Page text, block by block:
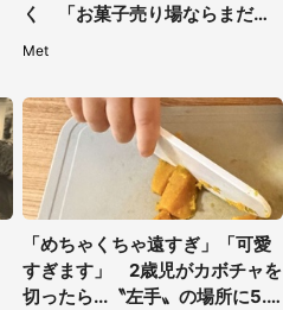
く 「お菓子売り場ならまだし
Met
「めちゃくちゃ遠すぎ」「可愛
すぎます」 2歳児がカボチャを
切ったら...〝左手〟の場所に5.3